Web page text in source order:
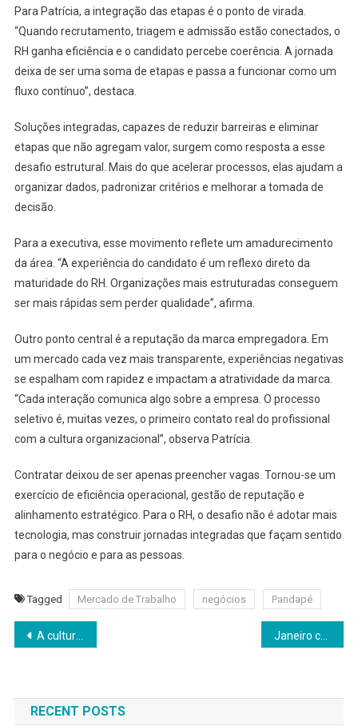
Para Patrícia, a integração das etapas é o ponto de virada.
“Quando recrutamento, triagem e admissão estão conectados, o
RH ganha eficiência e o candidato percebe coerência. A jornada
deixa de ser uma soma de etapas e passa a funcionar como um
fluxo contínuo”, destaca.
Soluções integradas, capazes de reduzir barreiras e eliminar
etapas que não agregam valor, surgem como resposta a esse
desafio estrutural. Mais do que acelerar processos, elas ajudam a
organizar dados, padronizar critérios e melhorar a tomada de
decisão.
Para a executiva, esse movimento reflete um amadurecimento
da área. “A experiência do candidato é um reflexo direto da
maturidade do RH. Organizações mais estruturadas conseguem
ser mais rápidas sem perder qualidade”, afirma.
Outro ponto central é a reputação da marca empregadora. Em
um mercado cada vez mais transparente, experiências negativas
se espalham com rapidez e impactam a atratividade da marca.
“Cada interação comunica algo sobre a empresa. O processo
seletivo é, muitas vezes, o primeiro contato real do profissional
com a cultura organizacional”, observa Patrícia.
Contratar deixou de ser apenas preencher vagas. Tornou-se um
exercício de eficiência operacional, gestão de reputação e
alinhamento estratégico. Para o RH, o desafio não é adotar mais
tecnologia, mas construir jornadas integradas que façam sentido
para o negócio e para as pessoas.
Tagged Mercado de Trabalho negócios Pandapé
Navegação
Post
A cultura não acompanha o CNPJ: por que muitas empresas perdem o rumo ao crescer
RECENT POSTS